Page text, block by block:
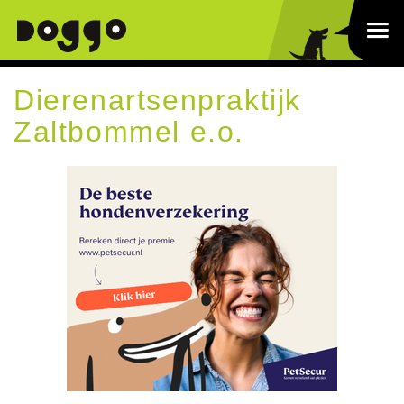
Dierenartsenpraktijk
Zaltbommel e.o.